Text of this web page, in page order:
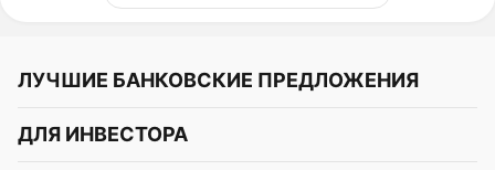
ЛУЧШИЕ БАНКОВСКИЕ ПРЕДЛОЖЕНИЯ
Альфа-Банк
ДЛЯ ИНВЕСТОРА